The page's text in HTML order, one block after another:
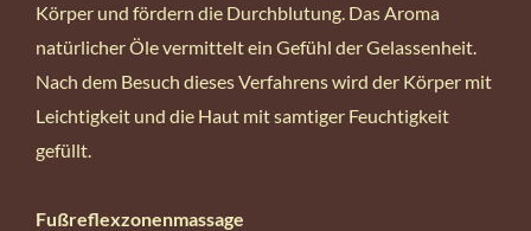
Körper und fördern die Durchblutung. Das Aroma
natürlicher Öle vermittelt ein Gefühl der Gelassenheit.
Nach dem Besuch dieses Verfahrens wird der Körper mit
Leichtigkeit und die Haut mit samtiger Feuchtigkeit
gefüllt.
Fußreflexzonenmassage